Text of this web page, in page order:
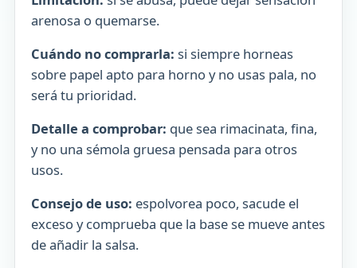
arenosa o quemarse.
Cuándo no comprarla: si siempre horneas
sobre papel apto para horno y no usas pala, no
será tu prioridad.
Detalle a comprobar: que sea rimacinata, fina,
y no una sémola gruesa pensada para otros
usos.
Consejo de uso: espolvorea poco, sacude el
exceso y comprueba que la base se mueve antes
de añadir la salsa.